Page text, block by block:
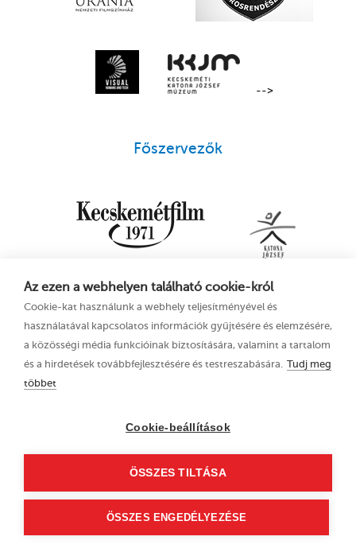
Az ezen a webhelyen található cookie-król
Cookie-kat használunk a webhely teljesítményével és
használatával kapcsolatos információk gyűjtésére és elemzésére,
a közösségi média funkcióinak biztosítására, valamint a tartalom
és a hirdetések továbbfejlesztésére és testreszabására. Tudj meg
többet
Cookie-beállítások
ÖSSZES TILTÁSA
ÖSSZES ENGEDÉLYEZÉSE
-->
Főszervezők
2023. június 21–25.
Ferenc u. 21.
+36 76 481 788